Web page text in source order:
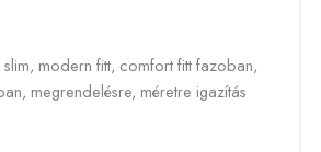
modern fitt, comfort fitt fazoban,
megrendelésre, méretre igazítás